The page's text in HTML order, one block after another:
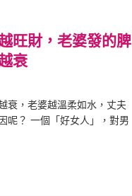
旺財，老婆發的脾
衰
衰，老婆越溫柔如水，丈夫
呢？ 一個「好女人」，對男